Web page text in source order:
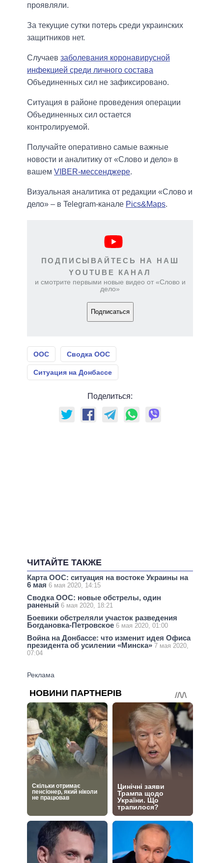
проявляли.
За текущие сутки потерь среди украинских
защитников нет.
Случаев заболевания коронавирусной
инфекцией среди личного состава
Объединенных сил не зафиксировано.
Ситуация в районе проведения операции
Объединенных сил остается
контролируемой.
Получайте оперативно самые важные
новости и аналитику от «Слово и дело» в
вашем VIBER-мессенджере.
Визуальная аналитика от редакции «Слово и
дело» – в Telegram-канале Pics&Maps.
ПОДПИСЫВАЙТЕСЬ НА НАШ
YOUTUBE КАНАЛ
и смотрите первыми новые видео от «Слово и
дело»
Подписаться
ООС Сводка ООС
Ситуация на Донбассе
Поделиться:
ЧИТАЙТЕ ТАКЖЕ
Карта ООС: ситуация на востоке Украины на
6 мая 6 мая 2020, 14:15
Сводка ООС: новые обстрелы, один
раненый 6 мая 2020, 18:21
Боевики обстреляли участок разведения
Богдановка-Петровское 6 мая 2020, 01:00
Война на Донбассе: что изменит идея Офиса
президента об усилении «Минска» 7 мая 2020,
07:04